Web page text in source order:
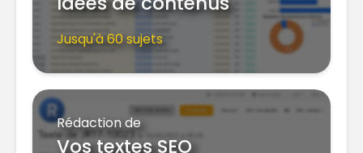
Jusqu'à 60 sujets
Rédaction de
Vos textes SEO